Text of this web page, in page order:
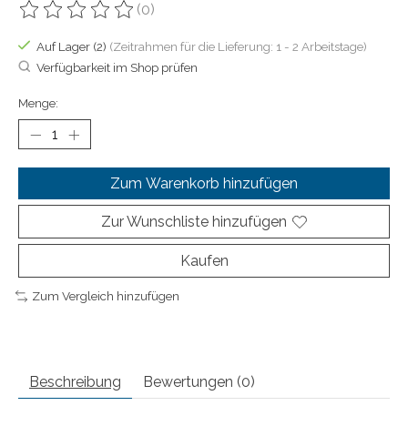
Die Bewertung dieses Produkts ist
(0)
Auf Lager (2) (Zeitrahmen für die Lieferung: 1 - 2 Arbeitstage)
Verfügbarkeit im Shop prüfen
Menge:
Zum Warenkorb hinzufügen
Zur Wunschliste hinzufügen
Kaufen
Zum Vergleich hinzufügen
Beschreibung Bewertungen (0)